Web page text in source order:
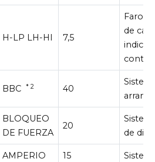
H-LP LH-HI 7,5
Faro
de
BBC* 2 40
BLOQUEO
DE FUERZA
20
de
AMPERIO 15